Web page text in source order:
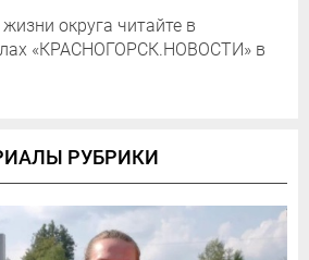
округа читайте в
«КРАСНОГОРСК.НОВОСТИ» в
РУБРИКИ